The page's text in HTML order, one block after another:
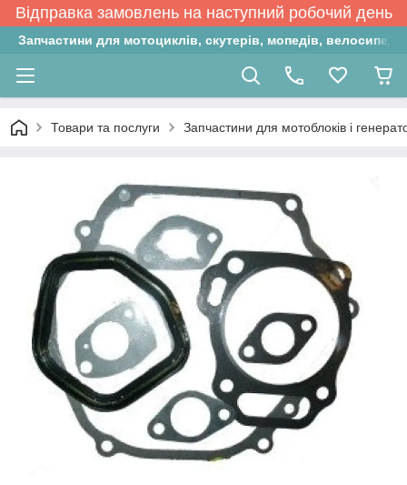
Відправка замовлень на наступний робочий день
Запчастини для мотоциклів, скутерів, мопедів,
Товари та послуги Запчастини для мотоблоків і